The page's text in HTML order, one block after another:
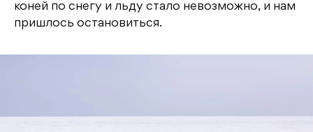
коней по снегу и льду стало невозможно, и нам
пришлось остановиться.